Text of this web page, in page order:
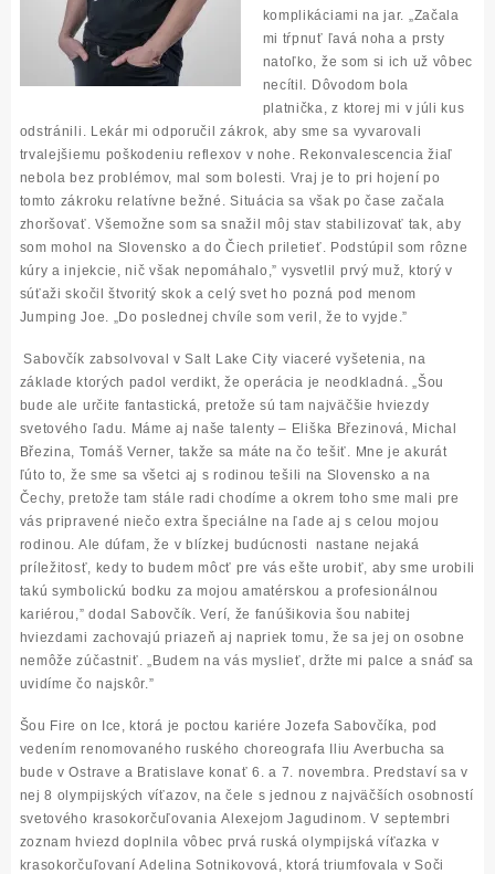
komplikáciami na jar. „Začala
mi tŕpnuť ľavá noha a prsty
natoľko, že som si ich už vôbec
necítil. Dôvodom bola
platnička, z ktorej mi v júli kus
odstránili. Lekár mi odporučil zákrok, aby sme sa vyvarovali
trvalejšiemu poškodeniu reflexov v nohe. Rekonvalescencia žiaľ
nebola bez problémov, mal som bolesti. Vraj je to pri hojení po
tomto zákroku relatívne bežné. Situácia sa však po čase začala
zhoršovať. Všemožne som sa snažil môj stav stabilizovať tak, aby
som mohol na Slovensko a do Čiech priletieť. Podstúpil som rôzne
kúry a injekcie, nič však nepomáhalo,” vysvetlil prvý muž, ktorý v
súťaži skočil štvoritý skok a celý svet ho pozná pod menom
Jumping Joe. „Do poslednej chvíle som veril, že to vyjde.”
Sabovčík zabsolvoval v Salt Lake City viaceré vyšetenia, na
základe ktorých padol verdikt, že operácia je neodkladná.„Šou
bude ale určite fantastická, pretože sú tam najväčšie hviezdy
svetového ľadu. Máme aj naše talenty – Eliška Březinová, Michal
Březina, Tomáš Verner, takže sa máte na čo tešiť. Mne je akurát
ľúto to, že sme sa všetci aj s rodinou tešili na Slovensko a na
Čechy, pretože tam stále radi chodíme a okrem toho sme mali pre
vás pripravené niečo extra špeciálne na ľade aj s celou mojou
rodinou. Ale dúfam, že v blízkej budúcnosti nastane nejaká
príležitosť, kedy to budem môcť pre vás ešte urobiť, aby sme urobili
takú symbolickú bodku za mojou amatérskou a profesionálnou
kariérou,” dodal Sabovčík. Verí, že fanúšikovia šou nabitej
hviezdami zachovajú priazeň aj napriek tomu, že sa jej on osobne
nemôže zúčastniť.„ Budem na vás myslieť, držte mi palce a snáď sa
uvidíme čo najskôr.”
Šou Fire on Ice, ktorá je poctou kariére Jozefa Sabovčíka, pod
vedením renomovaného ruského choreografa
Iliu Averbucha sa
bude v Ostrave a Bratislave konať 6. a 7. novembra. Predstaví sa v
nej 8 olympijských víťazov, na čele s jednou z najväčších osobností
svetového krasokorčuľovaniaAlexejom Jagudinom. V septembri
zoznam hviezd doplnila vôbec prvá ruská olympijská víťazka v
krasokorčuľovaníAdelina Sotnikovová, ktorá triumfovala v Soči